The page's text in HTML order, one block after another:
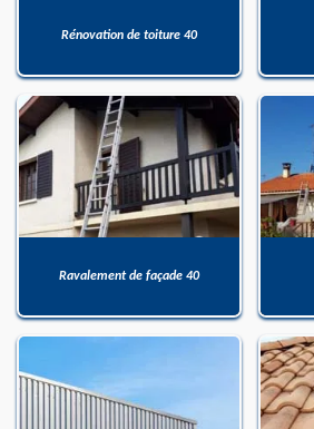
Rénovation de toiture 40
Ravalement de façade 40